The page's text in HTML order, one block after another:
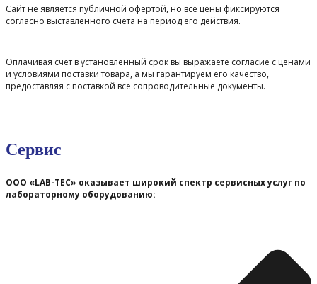
Сайт не является публичной офертой, но все цены фиксируются
согласно выставленного счета на период его действия.
Оплачивая счет в установленный срок вы выражаете согласие с ценами
и условиями поставки товара, а мы гарантируем его качество,
предоставляя с поставкой все сопроводительные документы.
Сервис
ООО «LAB-TEC» оказывает широкий спектр сервисных услуг по
лабораторному оборудованию: